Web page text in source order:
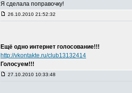
Я сделала поправочку!
26.10.2010 21:52:32
Ещё одно интернет голосование!!!
http://vkontakte.ru/club13132414
Голосуем!!!
27.10.2010 10:33:48